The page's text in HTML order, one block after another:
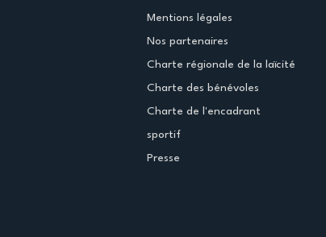
Mentions légales
Nos partenaires
Charte régionale de la laïcité
Charte des bénévoles
Charte de l'encadrant
sportif
Presse